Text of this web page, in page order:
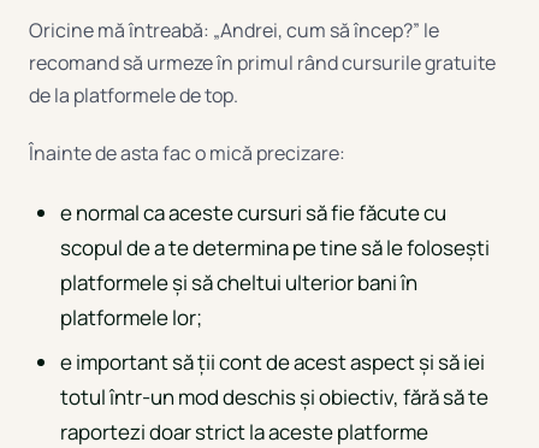
Oricine mă întreabă: „Andrei, cum să încep?” le
recomand să urmeze în primul rând cursurile gratuite
de la platformele de top.
Înainte de asta fac o mică precizare:
e normal ca aceste cursuri să fie făcute cu
scopul de a te determina pe tine să le folosești
platformele și să cheltui ulterior bani în
platformele lor;
e important să ții cont de acest aspect și să iei
totul într-un mod deschis și obiectiv, fără să te
raportezi doar strict la aceste platforme